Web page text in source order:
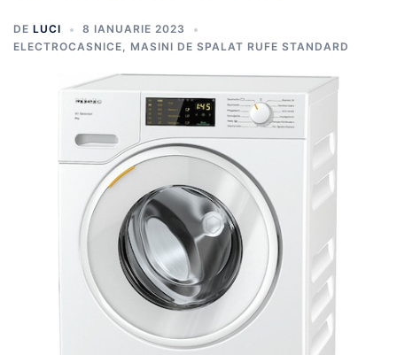
DE LUCI
8 IANUARIE 2023
ELECTROCASNICE, MASINI DE SPALAT RUFE STANDARD